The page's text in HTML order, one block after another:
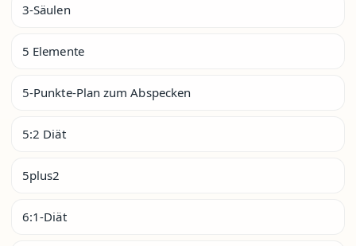
3-Säulen
5 Elemente
5-Punkte-Plan zum Abspecken
5:2 Diät
5plus2
6:1-Diät